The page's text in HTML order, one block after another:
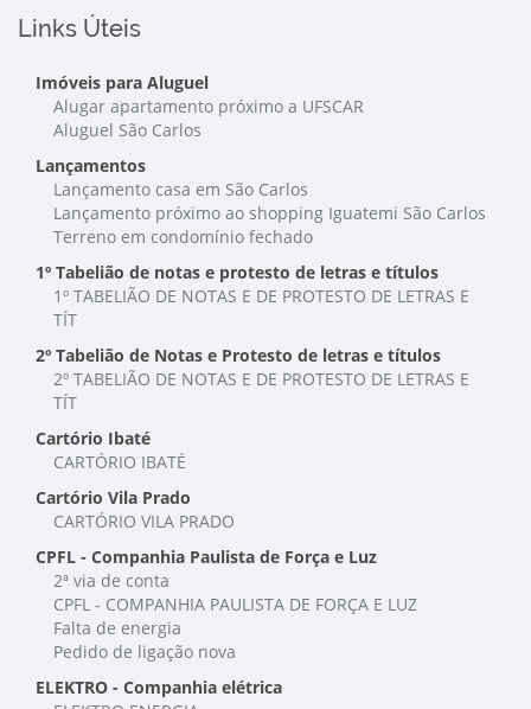
Links Úteis
Imóveis para Aluguel
Alugar apartamento próximo a UFSCAR
Aluguel São Carlos
Lançamentos
Lançamento casa em São Carlos
Lançamento próximo ao shopping Iguatemi São Carlos
Terreno em condomínio fechado
1º Tabelião de notas e protesto de letras e títulos
1º TABELIÃO DE NOTAS E DE PROTESTO DE LETRAS E
TÍT
2º Tabelião de Notas e Protesto de letras e títulos
2º TABELIÃO DE NOTAS E DE PROTESTO DE LETRAS E
TÍT
Cartório Ibaté
CARTÓRIO IBATÉ
Cartório Vila Prado
CARTÓRIO VILA PRADO
CPFL - Companhia Paulista de Força e Luz
2ª via de conta
CPFL - COMPANHIA PAULISTA DE FORÇA E LUZ
Falta de energia
Pedido de ligação nova
ELEKTRO - Companhia elétrica